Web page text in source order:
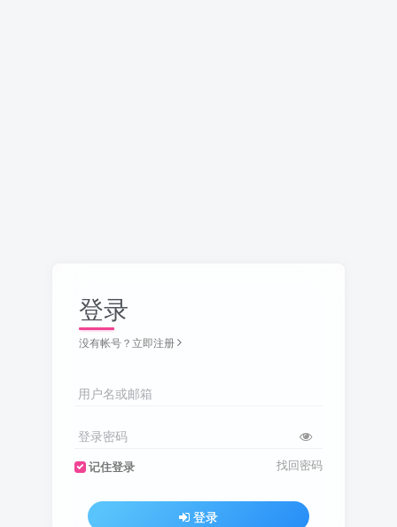
登录
没有帐号？立即注册
用户名或邮箱
登录密码
记住登录 找回密码
登录